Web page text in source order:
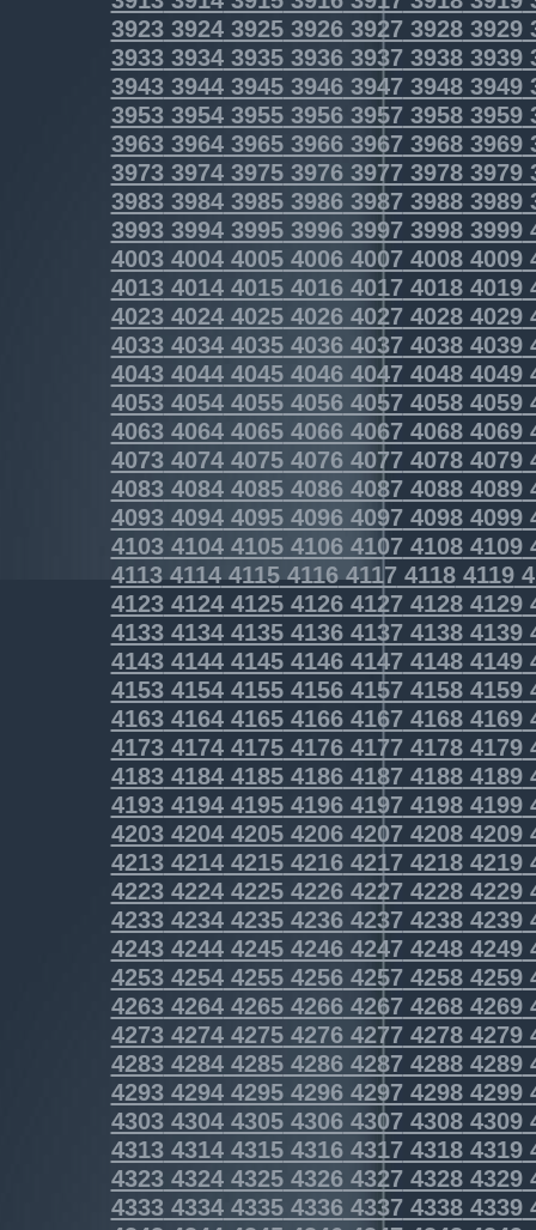
3923392439253926392739283929
3933393439353936393739383939
3943394439453946394739483949
3953395439553956395739583959
3963396439653966396739683969
3973397439753976397739783979
3983398439853986398739883989
3993399439953996399739983999
4003400440054006400740084009
4013401440154016401740184019
4023402440254026402740284029
4033403440354036403740384039
4043404440454046404740484049
4053405440554056405740584059
4063406440654066406740684069
4073407440754076407740784079
4083408440854086408740884089
4093409440954096409740984099
4103410441054106410741084109
4113411441154116411741184119
4123412441254126412741284129
4133413441354136413741384139
4143414441454146414741484149
4153415441554156415741584159
4163416441654166416741684169
4173417441754176417741784179
4183418441854186418741884189
4193419441954196419741984199
4203420442054206420742084209
4213421442154216421742184219
4223422442254226422742284229
4233423442354236423742384239
4243424442454246424742484249
4253425442554256425742584259
4263426442654266426742684269
4273427442754276427742784279
4283428442854286428742884289
4293429442954296429742984299
4303430443054306430743084309
4313431443154316431743184319
4323432443254326432743284329
4333433443354336433743384339